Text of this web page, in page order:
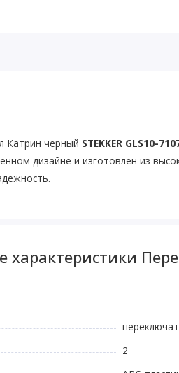
Катрин черный STEKKER GLS10-
дизайне и изготовлен из
характеристики
2